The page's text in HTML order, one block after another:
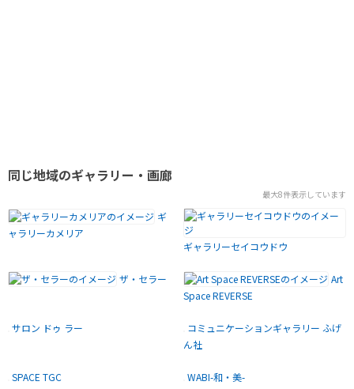
同じ地域のギャラリー・画廊
最大8件表示しています
ギ
ャラリーカメリア
ギャラリーセイコウドウ
ザ・セラー
Art
Space REVERSE
サロン ドゥ ラー
コミュニケーションギャラリー ふげ
ん社
SPACE TGC WABI-和・美-